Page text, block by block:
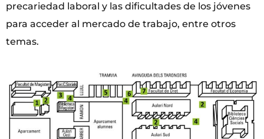
precariedad laboral y las dificultades de los jóvenes
para acceder al mercado de trabajo, entre otros
temas.